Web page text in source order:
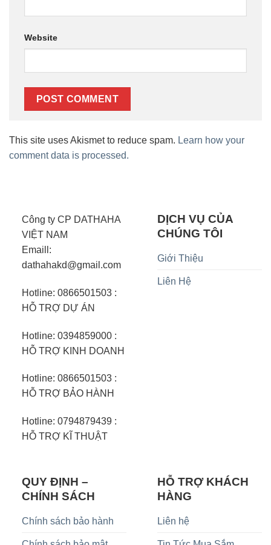
Website
This site uses Akismet to reduce spam. Learn how your
comment data is processed.
Công ty CP DATHAHA
VIỆT NAM
Emaill:
dathahakd@gmail.com
Hotline: 0866501503 :
HỖ TRỢ DỰ ÁN
Hotline: 0394859000 :
HỖ TRỢ KINH DOANH
Hotline: 0866501503 :
HỖ TRỢ BẢO HÀNH
Hotline: 0794879439 :
HỖ TRỢ KĨ THUẬT
DỊCH VỤ CỦA
CHÚNG TÔI
Giới Thiệu
Liên Hệ
QUY ĐỊNH –
CHÍNH SÁCH
Chính sách bảo hành
HỖ TRỢ KHÁCH
HÀNG
Liên hệ